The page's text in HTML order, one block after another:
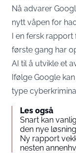
Nå advarer
nytt våpen for
I en fersk
første gang har
AI til å utvikle et
Ifølge Google
type
Les også
Snart kan
den nye
Ny rapport
nesten